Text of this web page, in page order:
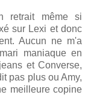
retrait même si
sur Lexi et donc
Aucun ne m'a
maniaque en
et Converse,
pas plus ou Amy,
meilleure copine